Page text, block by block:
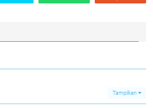
Tampilkan